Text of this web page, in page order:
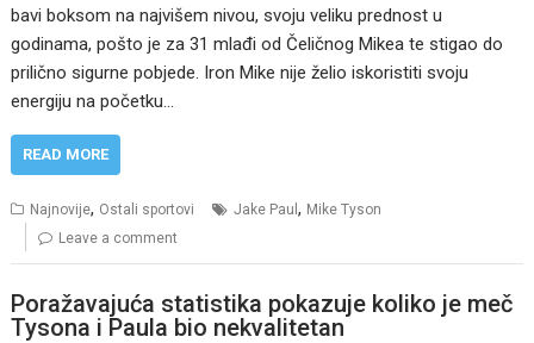
bavi boksom na najvišem nivou, svoju veliku prednost u
godinama, pošto je za 31 mlađi od Čeličnog Mikea te stigao do
prilično sigurne pobjede. Iron Mike nije želio iskoristiti svoju
energiju na početku…
READ MORE
Najnovije, Ostali sportovi Jake Paul, Mike Tyson
Leave a comment
Poražavajuća statistika pokazuje koliko je meč
Tysona i Paula bio nekvalitetan